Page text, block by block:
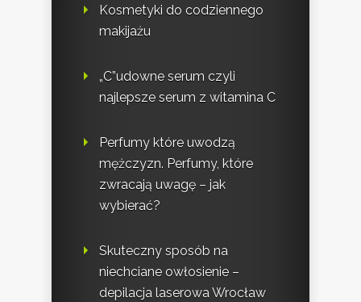
Kosmetyki do codziennego
makijażu
„C”udowne serum czyli
najlepsze serum z witamina C
Perfumy które uwodzą
mężczyzn. Perfumy, które
zwracają uwagę – jak
wybierać?
Skuteczny sposób na
niechciane owłosienie –
depilacja laserowa Wrocław